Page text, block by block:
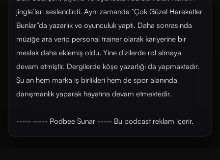
jingle’ları seslendirdi. Aynı zamanda “Çok Güzel Hareketler
Bunlar”da yazarlık ve oyunculuk yaptı. Daha sonrasında
müziğe ara verip personal trainer olarak kariyerine bir
meslek daha eklemiş oldu. Yine dizilerde rol almaya
devam etmiştir. Dergilerde köşe yazarlığı da yapmaktadır.
Şu an hem marka iş birlikleri hem de spor alanında
danışmanlık yaparak hayatına devam etmektedir.
----- ----- Podbee Sunar ----- Bu podcast reklam içerir.